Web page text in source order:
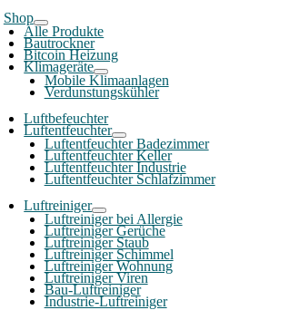
Shop
Alle Produkte
Bautrockner
Bitcoin Heizung
Klimageräte
Mobile Klimaanlagen
Verdunstungskühler
Luftbefeuchter
Luftentfeuchter
Luftentfeuchter Badezimmer
Luftentfeuchter Keller
Luftentfeuchter Industrie
Luftentfeuchter Schlafzimmer
Luftreiniger
Luftreiniger bei Allergie
Luftreiniger Gerüche
Luftreiniger Staub
Luftreiniger Schimmel
Luftreiniger Wohnung
Luftreiniger Viren
Bau-Luftreiniger
Industrie-Luftreiniger